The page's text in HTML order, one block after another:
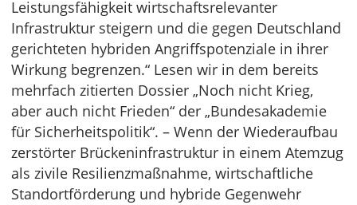
Leistungsfähigkeit wirtschaftsrelevanter
Infrastruktur steigern und die gegen Deutschland
gerichteten hybriden Angriffspotenziale in ihrer
Wirkung begrenzen.“ Lesen wir in dem bereits
mehrfach zitierten Dossier „Noch nicht Krieg,
aber auch nicht Frieden“ der „Bundesakademie
für Sicherheitspolitik“. – Wenn der Wiederaufbau
zerstörter Brückeninfrastruktur in einem Atemzug
als zivile Resilienzmaßnahme, wirtschaftliche
Standortförderung und hybride Gegenwehr